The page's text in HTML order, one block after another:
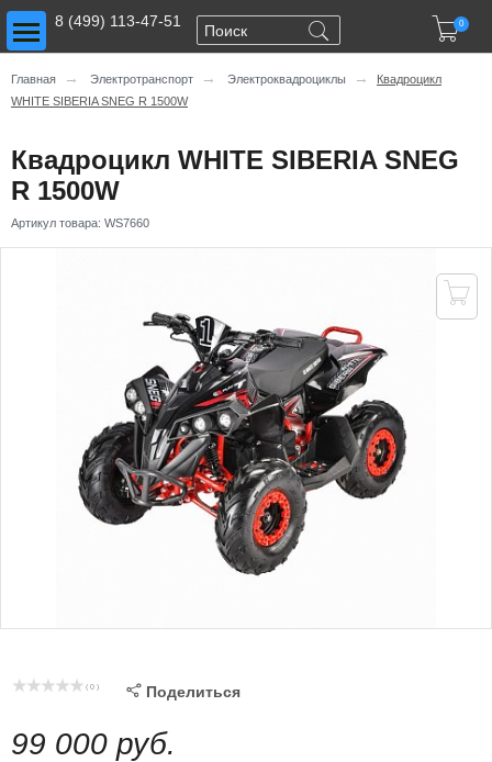
0
8 (499) 113-47-51
Toggle main menu visibility
Главная → Электротранспорт → Электроквадроциклы →
Квадроцикл
WHITE SIBERIA SNEG R 1500W
Квадроцикл WHITE SIBERIA SNEG
R 1500W
Артикул товара: WS7660

( 0 )  Поделиться
99 000 руб.